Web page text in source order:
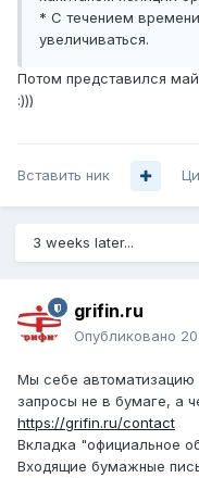
* С течением
увеличиваться.
Потом представился
:)))
Вставить ник
3 weeks later...
grifin.ru
Опубликовано
Мы себе
запросы не в бумаге, а
https://grifin.ru/contact
Вкладка "официальное
Входящие бумажные